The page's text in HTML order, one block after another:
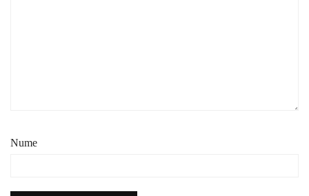
Nume